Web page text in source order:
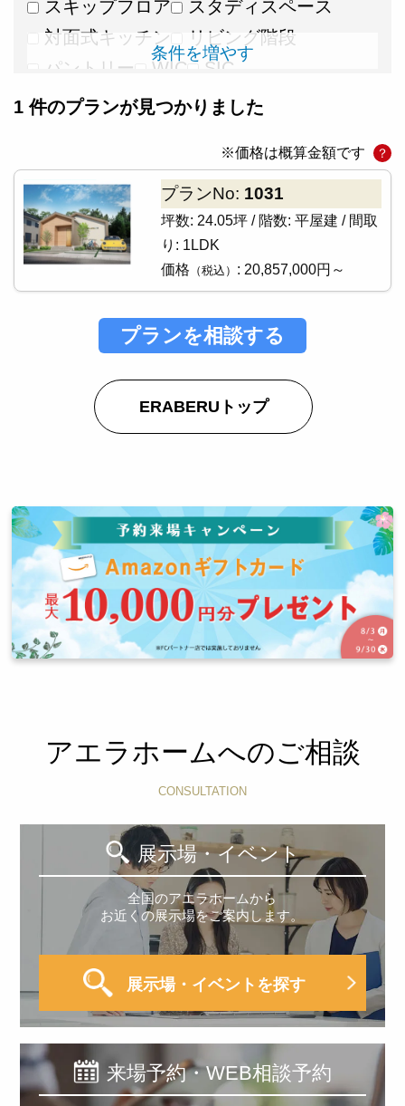
スキップフロア
スタディスペース
対面式キッチン
リビング階段
パントリー
WIC
SIC
リモートワークスペース
広々リビング
ウッドデッキ・テラス
吹き抜け
条件を増やす
1 件のプランが見つかりました
※価格は概算金額です ？
プランNo: 1031
坪数: 24.05坪 / 階数: 平屋建 / 間取
り: 1LDK
価格 （税込） : 20,857,000円～
プランを相談する
ERABERUトップ
アエラホームへのご相談
CONSULTATION
展示場・イベント
全国のアエラホームから
お近くの展示場をご案内します。
展示場・イベントを探す
来場予約・WEB相談予約